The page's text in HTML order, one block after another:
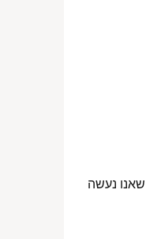
נעשה